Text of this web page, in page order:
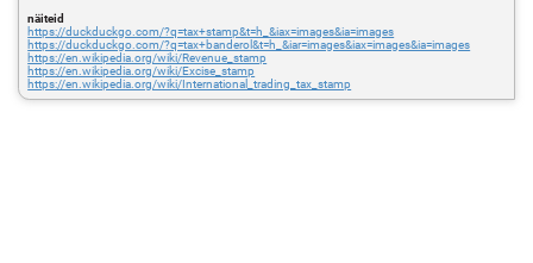
näiteid
https://duckduckgo.com/?q=tax+stamp&t=h_&iax=images&ia=images
https://duckduckgo.com/?q=tax+banderol&t=h_&iar=images&iax=images&ia=images
https://en.wikipedia.org/wiki/Revenue_stamp
https://en.wikipedia.org/wiki/Excise_stamp
https://en.wikipedia.org/wiki/International_trading_tax_stamp